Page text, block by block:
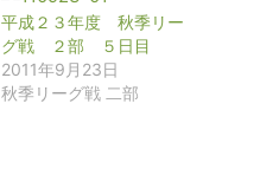
平成２３年度 秋季リー
グ戦 ２部 ５日目
2011年9月23日
秋季リーグ戦 二部